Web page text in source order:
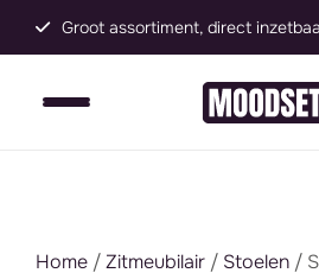
Groot assortiment, direct
Home /Zitmeubilair / Stoelen /